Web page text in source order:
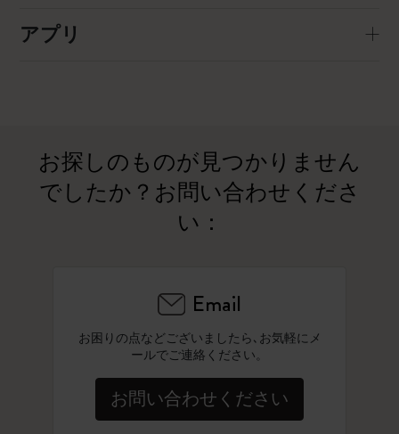
アプリ
お探しのものが見つかりません
でしたか？お問い合わせくださ
い：
Email
お困りの点などございましたら､お気軽にメ
ールでご連絡ください。
お問い合わせください